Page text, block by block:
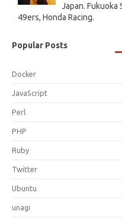
Japan. Fukuoka
49ers, Honda Racing.
Popular Posts
Docker
JavaScript
Perl
PHP
Ruby
Twitter
Ubuntu
unagi